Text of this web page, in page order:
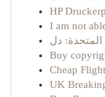
HP
I am not
Buy
Cheap
UK